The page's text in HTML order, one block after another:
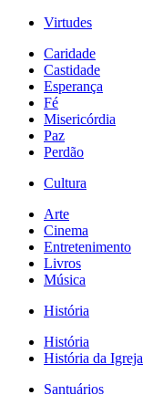
Virtudes
Caridade
Castidade
Esperança
Fé
Misericórdia
Paz
Perdão
Cultura
Arte
Cinema
Entretenimento
Livros
Música
História
História
História da Igreja
Santuários